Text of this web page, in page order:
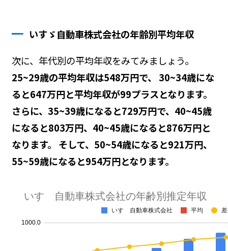
いすゞ自動車株式会社の年齢別平均年収
次に、年代別の平均年収をみてみましょう。
25~29歳の平均年収は548万円で、 30~34歳にな
ると647万円と平均年収が99プラスとなります。
さらに、35~39歳になると729万円で、40~45歳
になると803万円、40~45歳になると876万円と
なります。 そして、50~54歳になると921万円、
55~59歳になると954万円となります。